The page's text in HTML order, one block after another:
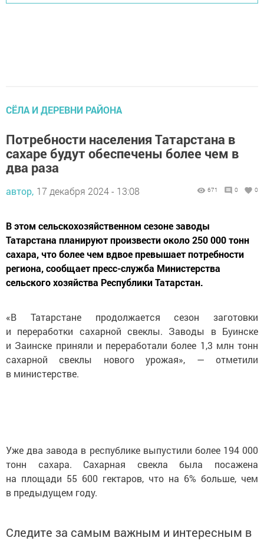
СЁЛА И ДЕРЕВНИ РАЙОНА
Потребности населения Татарстана в
сахаре будут обеспечены более чем в
два раза
автор, 17 декабря 2024 - 13:08 671 0 0
В этом сельскохозяйственном сезоне заводы
Татарстана планируют произвести около 250 000 тонн
сахара, что более чем вдвое превышает потребности
региона, сообщает пресс-служба Министерства
сельского хозяйства Республики Татарстан.
«В Татарстане продолжается сезон заготовки
и переработки сахарной свеклы. Заводы в Буинске
и Заинске приняли и переработали более 1,3 млн тонн
сахарной свеклы нового урожая», — отметили
в министерстве.
Уже два завода в республике выпустили более 194 000
тонн сахара. Сахарная свекла была посажена
на площади 55 600 гектаров, что на 6% больше, чем
в предыдущем году.
Следите за самым важным и интересным в